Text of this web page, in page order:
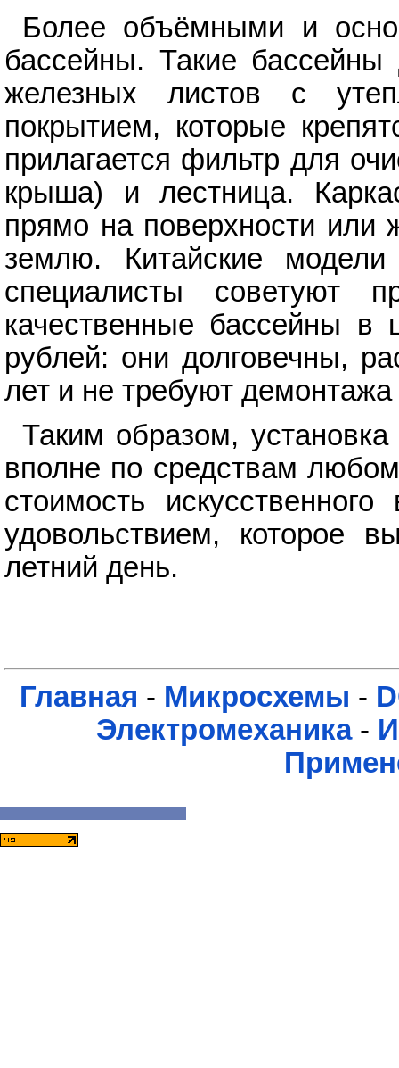
Более объёмными и
бассейны. Такие
железных листов с
покрытием, которые
прилагается фильтр для
крыша) и лестница.
прямо на поверхности или
землю. Китайские
специалисты советуют
качественные бассейны в
рублей: они долговечны,
лет и не требуют
Таким образом, установка
вполне по средствам
стоимость
удовольствием, которое
летний день.
Главная - Микросхемы -
Электромеханика-